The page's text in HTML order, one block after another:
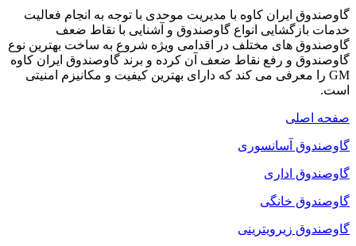
گاوصندوق ایران کاوه با مدیریت موحدی با توجه به انجام فعالیت
خدمات بازگشایی انواع گاوصندوق و آشنایی با نقاط ضعف
گاوصندوق های مختلف در اقدامی ویژه شروع به ساخت بهترین نوع
گاوصندوق و رفع نقاط ضعف آن کرده و برند گاوصندوق ایران کاوه
GM را معرفی می کند که دارای بهترین کیفیت و مکانیزم امنیتی
است.
صفحه اصلی
گاوصندوق آسانسوری
گاوصندوق اداری
گاوصندوق خانگی
گاوصندوق زیرویترینی